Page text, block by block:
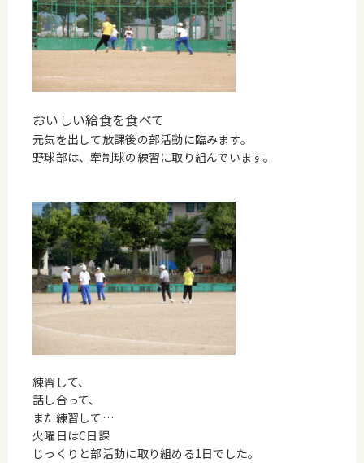
おいしい給食を食べて
元気を出して放課後の部活動に臨みます。
野球部は、牽制球の練習に取り組んでいます。
練習して、
話し合って、
また練習して…
火曜日はC日課
じっくりと部活動に取り組める1日でした。